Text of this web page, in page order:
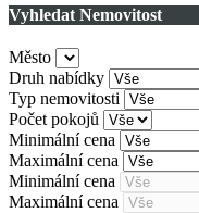
Vyhledat Nemovitost
Město
Druh nabídky
Typ nemovitosti
Počet pokojů
Minimální cena
Maximální cena
Minimální cena
Maximální cena